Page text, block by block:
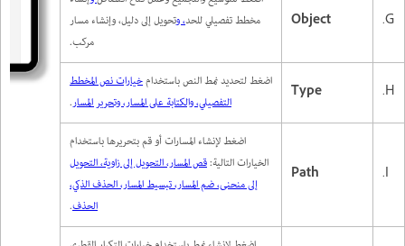
G.
Object
مخطط تفصيلي للحد، وتحويل إلى دليل، وإنشاء مسار
مركب.
H.
Type
اضغط لتحديد نمط النص باستخدامخيارات نص المخطط
التفصيلي، والكتابة على المسار، وتحرير المسار.
I.
Path
اضغط لإنشاء المسارات أو قم بتحريرها باستخدام
الخيارات التالية:قص المسار، التحويل إلى زاوية، التحويل
إلى منحنى، ضم المسار، تبسيط المسار، الحذف الذكي،
الحذف.